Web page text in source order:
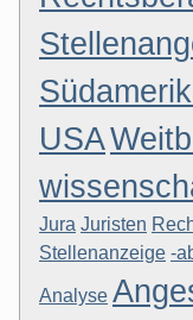
USA
Jura Juristen
Stellenanzeige -
Analyse